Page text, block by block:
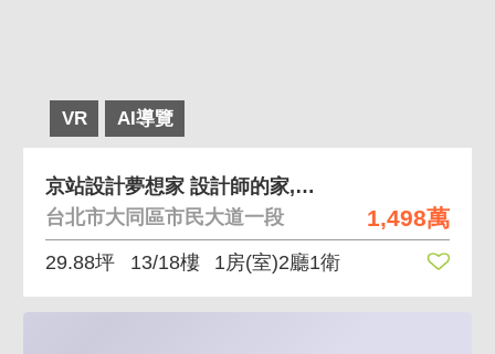
VR AI導覽
1,498萬
京站設計夢想家 設計師的家,完整收納空間
台北市大同區市民大道一段
29.88坪 13/18樓 1房(室)2廳1衛